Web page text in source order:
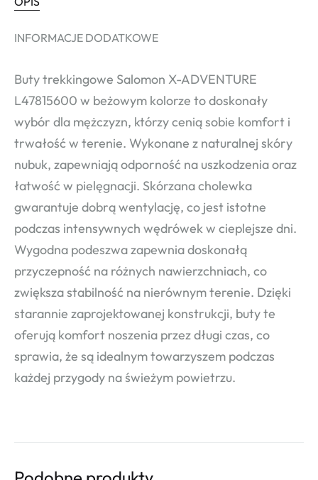
INFORMACJE DODATKOWE
Buty trekkingowe Salomon X-ADVENTURE
L47815600 w beżowym kolorze to doskonały
wybór dla mężczyzn, którzy cenią sobie komfort i
trwałość w terenie. Wykonane z naturalnej skóry
nubuk, zapewniają odporność na uszkodzenia oraz
łatwość w pielęgnacji. Skórzana cholewka
gwarantuje dobrą wentylację, co jest istotne
podczas intensywnych wędrówek w cieplejsze dni.
Wygodna podeszwa zapewnia doskonałą
przyczepność na różnych nawierzchniach, co
zwiększa stabilność na nierównym terenie. Dzięki
starannie zaprojektowanej konstrukcji, buty te
oferują komfort noszenia przez długi czas, co
sprawia, że są idealnym towarzyszem podczas
każdej przygody na świeżym powietrzu.